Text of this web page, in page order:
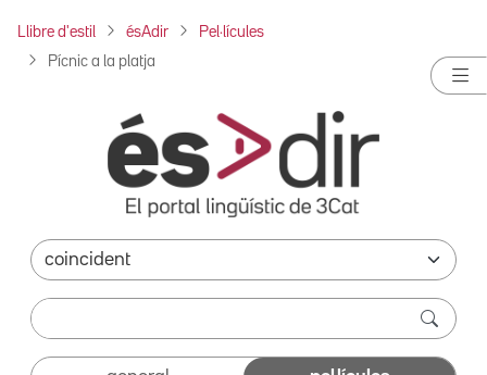
Llibre d'estil ésAdir Pel·lícules
Pícnic a la platja